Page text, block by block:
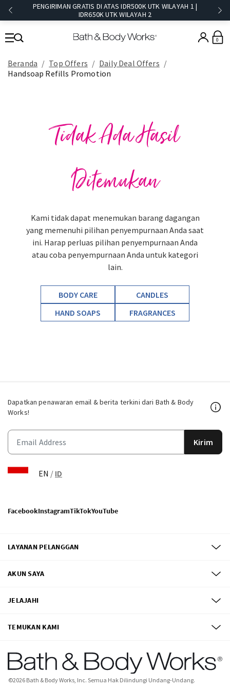
PENGIRIMAN GRATIS DI ATAS IDR500K UTK WILAYAH 1 |
IDR650K UTK WILAYAH 2​
0
Beranda Top Offers
Daily Deal Offers
Handsoap Refills Promotion
Tidak Ada Hasil
Ditemukan
Kami tidak dapat menemukan barang dagangan
yang memenuhi pilihan penyempurnaan Anda saat
ini. Harap perluas pilihan penyempurnaan Anda
atau coba penyempurnaan Anda untuk kategori
lain.
BODY CARE
CANDLES
HAND SOAPS
FRAGRANCES
Dapatkan penawaran email & berita terkini dari Bath & Body
Works!
Kirim
EN / ID
FacebookInstagramTikTokYouTube
LAYANAN PELANGGAN
AKUN SAYA
JELAJAHI
TEMUKAN KAMI
©2026 Bath & Body Works, Inc. Semua Hak Dilindungi Undang-Undang.